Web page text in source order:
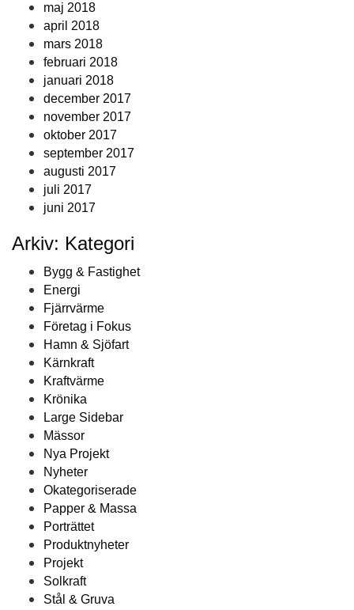
maj 2018
april 2018
mars 2018
februari 2018
januari 2018
december 2017
november 2017
oktober 2017
september 2017
augusti 2017
juli 2017
juni 2017
Arkiv: Kategori
Bygg & Fastighet
Energi
Fjärrvärme
Företag i Fokus
Hamn & Sjöfart
Kärnkraft
Kraftvärme
Krönika
Large Sidebar
Mässor
Nya Projekt
Nyheter
Okategoriserade
Papper & Massa
Porträttet
Produktnyheter
Projekt
Solkraft
Stål & Gruva